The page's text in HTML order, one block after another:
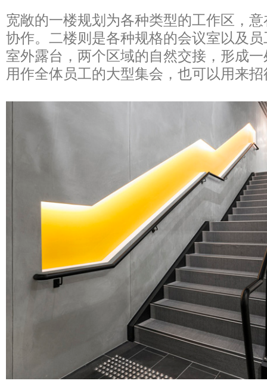
宽敞的一楼规划为各种类型的工作区，
协作。二楼则是各种规格的会议室以及
室外露台，两个区域的自然交接，形成
用作全体员工的大型集会，也可以用来